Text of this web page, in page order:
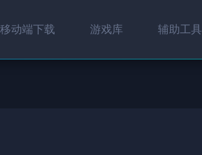
移动端下载 游戏库 辅助工具